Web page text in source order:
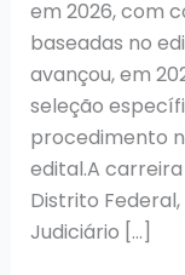
em 2026, com
baseadas no
avançou, em
seleção
procedimento
edital.A
Distrito
Judiciário […]